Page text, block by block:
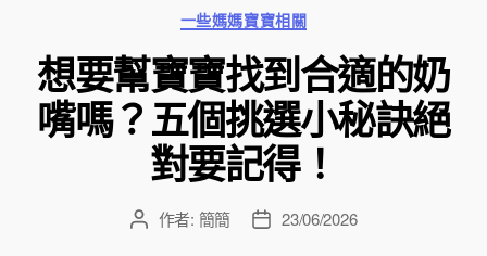
分
類
一些媽媽寶寶相關
想要幫寶寶找到合適的奶
嘴嗎？五個挑選小秘訣絕
對要記得！
文 作者: 簡簡
文 23/06/2026